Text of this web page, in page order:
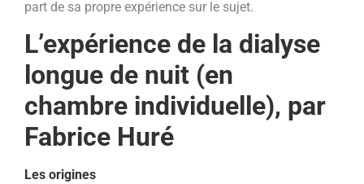
part de sa propre expérience sur le sujet.
L’expérience de la dialyse
longue de nuit (en
chambre individuelle), par
Fabrice Huré
Les origines